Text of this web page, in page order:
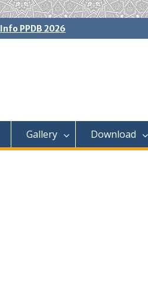
Info PPDB 2026
Gallery Download